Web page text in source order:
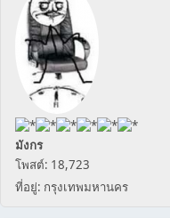
มังกร
โพสต์: 18,723
ที่อยู่: กรุงเทพมหานคร